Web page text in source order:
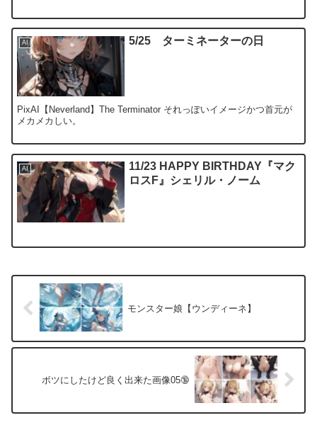
AI 5/25 ターミネーターの日
PixAI【Neverland】The Terminator それっぽいイメージかつ首元が
メカメカしい。
AI
11/23 HAPPY BIRTHDAY『マク
ロスF』シェリル・ノーム
モンスター娘【ウンディーネ】
ボツにしたけど良く出来た画像05🔞